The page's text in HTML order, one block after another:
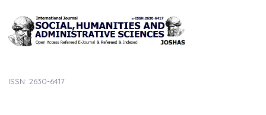
ISSN: 2630-6417